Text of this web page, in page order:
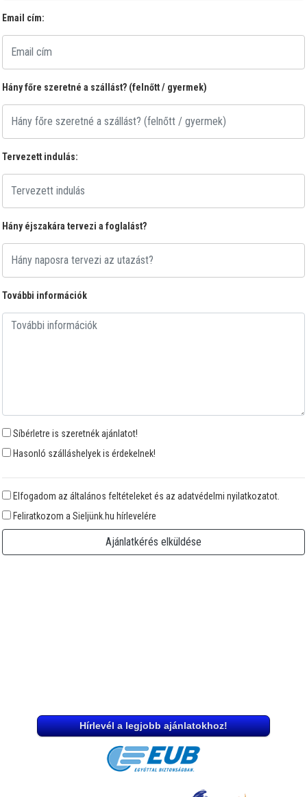
Email cím:
Hány főre szeretné a szállást? (felnőtt / gyermek)
Tervezett indulás:
Hány éjszakára tervezi a foglalást?
További információk
Síbérletre is szeretnék ajánlatot!
Hasonló szálláshelyek is érdekelnek!
Elfogadom az általános feltételeket és az adatvédelmi nyilatkozatot.
Feliratkozom a Sieljünk.hu hírlevelére
Ajánlatkérés elküldése
Hírlevél a legjobb ajánlatokhoz!